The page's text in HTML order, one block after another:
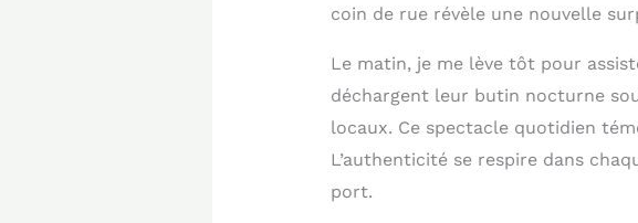
coin de rue révèle une nouvelle
Le matin, je me lève tôt pour
déchargent leur butin nocturne
locaux. Ce spectacle quotidien
L’authenticité se respire dans
port.